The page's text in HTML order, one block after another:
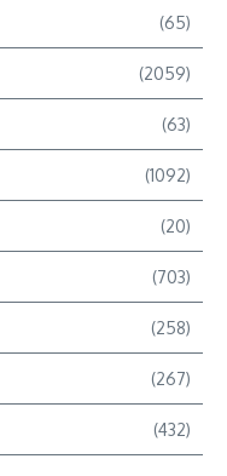
(65)
(2059)
(63)
(1092)
(20)
(703)
(258)
(267)
(432)